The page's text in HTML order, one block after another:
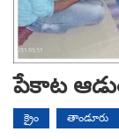
పేకాట
క్రైం తాండూరు